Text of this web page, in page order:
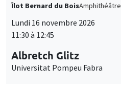
Îlot Bernard du BoisAmphithéâtre
Lundi 16 novembre 2026
11:30 à 12:45
Albretch Glitz
Universitat Pompeu Fabra